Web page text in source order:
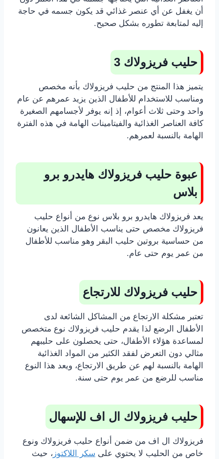
أن يغفل عن أي عنصر غذائي قد يكون جسمه في حاجة
إليه لمتابعة تطوره بشكل صحيح.
حليب فريزولاك 3
يتميز هذا المنتج من حليب فريزولاك بأنه مخصص
ومناسب للاستخدام للأطفال الذين يزيد عمرهم عن عام
واحد وحتى ثلاث أعوام، إذ إنه يوفر لأجسامهم الصغيرة
كافة العناصر الغذائية والفيتامينات الهامة في هذه الفترة
الهامة بالنسبة لعمرهم.
عبوة حليب فريزولاك هايدرو برو
بلاس
يعد فريزولاك هايدرو برو بلاس نوع من أنواع حليب
فريزولاك مخصص حتى يناسب الأطفال الذين يعانون
من حساسية بروتين حليب البقر وهو مناسب للأطفال
من عمر يوم حتى عام.
حليب فريزولاك للارتجاع
تعتبر مشكلة الارتجاع من المشاكل الشائعة لدى
الأطفال الرضع لذا يقدم حليب فريزولاك نوع متخصص
لمساعدة هؤلاء الأطفال، حتى يحصلون على حليبهم
مثالي دون التعرض لفقد الكثير من المواد الغذائية
الهامة بالنسبة لهم عن طريق الارتجاع، ويعد هذا النوع
مناسب للرضع من عمر يوم حتى سنة.
حليب فريزولاك ال اف للإسهال
فريزولاك ال اف من ضمن أنواع حليب فريزولاك ونوع
خاص من الحليب لا يحتوي على سكر اللاكتوز ، حيث